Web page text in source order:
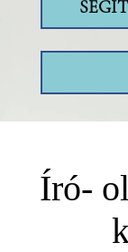
Író-